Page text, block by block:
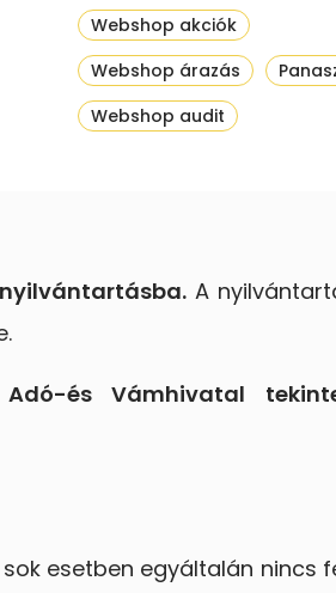
Webshop akciók
Webshop árazás
Webshop audit
A
és Vámhivatal
esetben egyáltalán nincs